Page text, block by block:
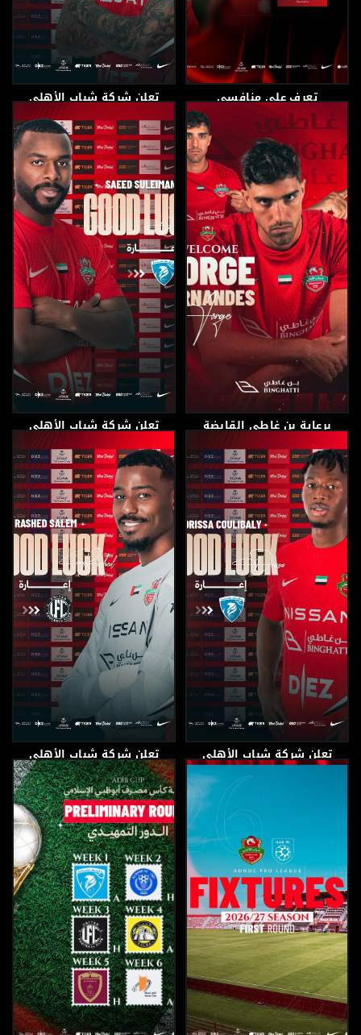
تعرف على منافسي
الفرسان في اغسطس
1 أغسطس، 2026
تعلن شركة شباب الأهلي
لكرة القدم عن اعارة اللاعب
15 يوليو، 2026
برعاية بن غاطي القابضة
11 يوليو، 2026
تعلن شركة شباب الأهلي
لكرة القدم عن اعارة اللاعب
11 يوليو، 2026
تعلن شركة شباب الأهلي
لكرة القدم عن اعارة اللاعب
9 يوليو، 2026
تعلن شركة شباب الأهلي
لكرة القدم عن إعارة
الحارس
9 يوليو، 2026